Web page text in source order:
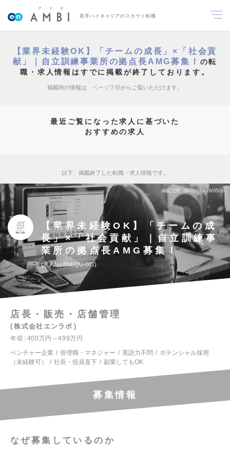
若手ハイキャリアのスカウト転職
【業界未経験OK】「チームの成長」×「社会貢
献」｜自立訓練事業所の拠点長AMG募集！ の転
職・求人情報はすでに掲載が終了しております。
掲載時の情報は、 ページ下部からご覧いただけます。
最近ご覧になった求人に基づいた
おすすめの求人
以下、掲載終了した転職・求人情報です。
掲載期間 26/05/15～26/05/28
【業界未経験OK】「チームの成
長」×「社会貢献」｜自立訓練事
業所の拠点長AMG募集！
求人No.BNEQU-002
店長・販売・店舗管理
株式会社エンラボ
年収
400万円～499万円
ベンチャー企業
管理職・マネジャー 英語力不問
ポテンシャル採用
（未経験可）
社長・役員直下 副業してもOK
募集情報
なぜ募集しているのか